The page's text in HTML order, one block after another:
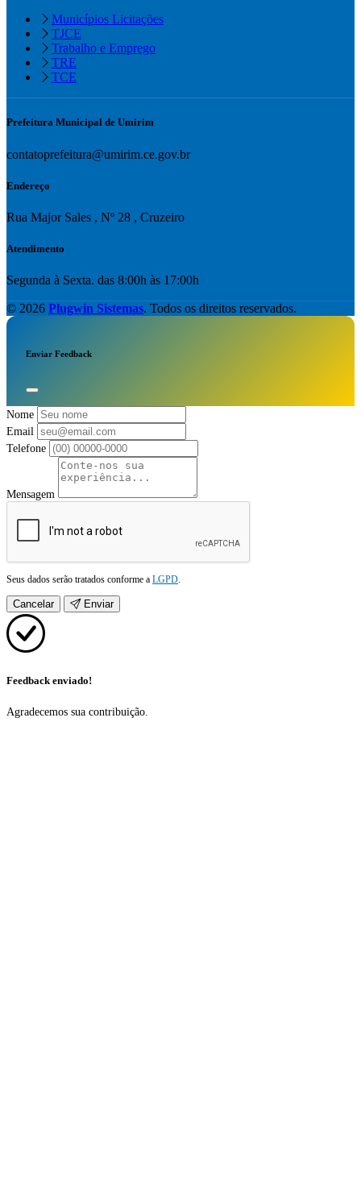
Municípios Licitações
TJCE
Trabalho e Emprego
TRE
TCE
Prefeitura Municipal de Umirim
contatoprefeitura@umirim.ce.gov.br
Endereço
Rua Major Sales , Nº 28 , Cruzeiro
Atendimento
Segunda à Sexta. das 8:00h às 17:00h
© 2026 Plugwin Sistemas. Todos os direitos reservados.
Enviar Feedback
Nome
Email
Telefone
Mensagem
Seus dados serão tratados conforme a LGPD.
Cancelar Enviar
Feedback enviado!
Agradecemos sua contribuição.